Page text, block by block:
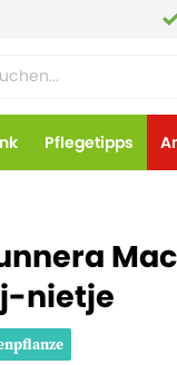
Pflegetipps
nietje